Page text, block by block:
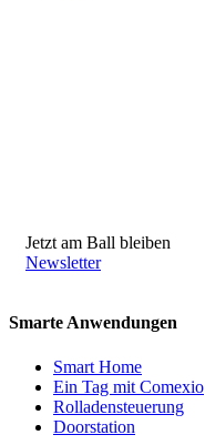
Jetzt am Ball bleiben
Newsletter
Smarte Anwendungen
Smart Home
Ein Tag mit Comexio
Rolladensteuerung
Doorstation